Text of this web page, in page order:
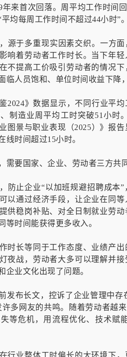
来首次回落。周平均工作时间
均每周工作时间不超过44小时”。
源于多重现实因素交织。一方
响着劳动者工作时长。当下年
不提高工价吸引劳动者的情况
临人员饱和、单位时间收益下降
2024》数据显示，不同行业平
制造业周平均工时突破51小
图景与职业表现（2025）》报
线时间超过15小时。
需要国家、企业、劳动者三方共
防止企业“以加班规避招聘成本
以通过经济手段，让企业在同
供稳岗补贴、对全日制就业劳
等时间能获得更多收入。
时长等同于工作态度、业绩产
夜战，劳动者大多可以理解并
企业文化出现了问题。
发布长文，控诉了企业管理中存
多网友的共鸣。随着劳动者越
等危机，用流程优化、技术赋
行业整体工时偏长的大环境下